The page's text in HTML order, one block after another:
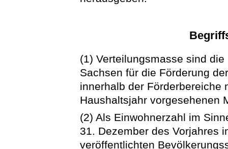
(1) Verteilungsmasse sind
Sachsen für die Förderung
innerhalb der Förderbereiche
Haushaltsjahr vorgesehenen
(2) Als Einwohnerzahl im
31. Dezember des Vorjahres
veröffentlichten